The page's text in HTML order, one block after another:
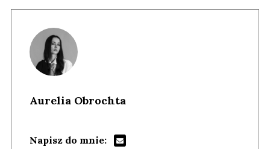
Aurelia Obrochta
Napisz do mnie: